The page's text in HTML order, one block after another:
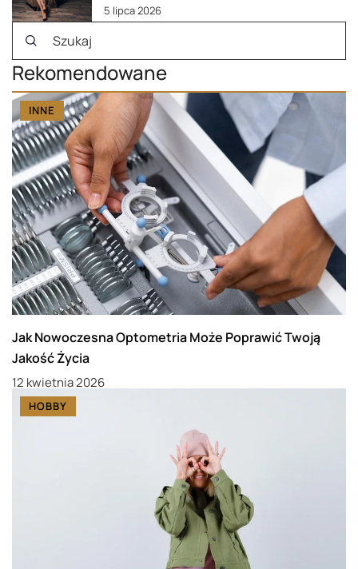
5 lipca 2026
Rekomendowane
INNE
Jak Nowoczesna Optometria Może Poprawić Twoją
Jakość Życia
12 kwietnia 2026
HOBBY